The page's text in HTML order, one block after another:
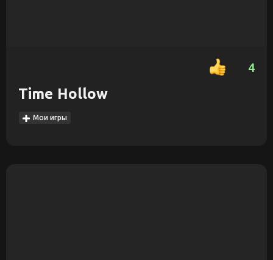
4
Time Hollow
Мои игры